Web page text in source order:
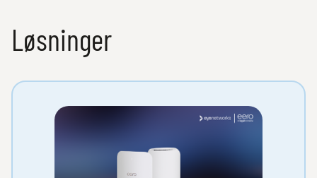
Løsninger